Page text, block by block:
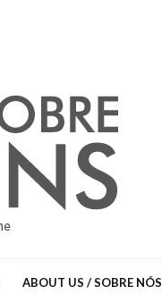
ABOUT US / SOBRE NÓS